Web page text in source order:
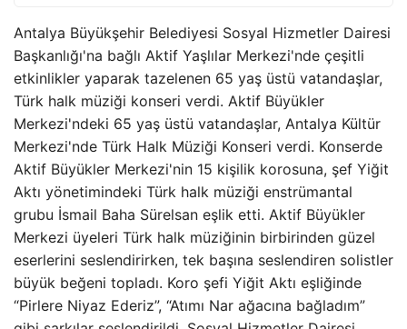
Antalya Büyükşehir Belediyesi Sosyal Hizmetler Dairesi
Başkanlığı'na bağlı Aktif Yaşlılar Merkezi'nde çeşitli
etkinlikler yaparak tazelenen 65 yaş üstü vatandaşlar,
Türk halk müziği konseri verdi. Aktif Büyükler
Merkezi'ndeki 65 yaş üstü vatandaşlar, Antalya Kültür
Merkezi'nde Türk Halk Müziği Konseri verdi. Konserde
Aktif Büyükler Merkezi'nin 15 kişilik korosuna, şef Yiğit
Aktı yönetimindeki Türk halk müziği enstrümantal
grubu İsmail Baha Sürelsan eşlik etti. Aktif Büyükler
Merkezi üyeleri Türk halk müziğinin birbirinden güzel
eserlerini seslendirirken, tek başına seslendiren solistler
büyük beğeni topladı. Koro şefi Yiğit Aktı eşliğinde
“Pirlere Niyaz Ederiz”, “Atımı Nar ağacına bağladım”